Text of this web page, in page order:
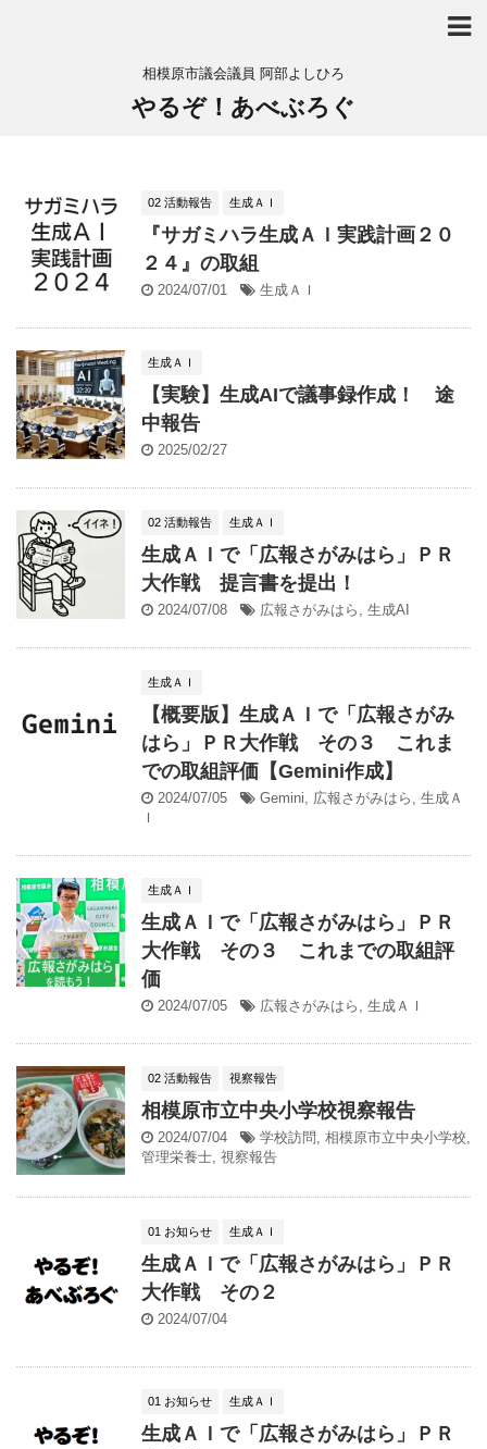
相模原市議会議員 阿部よしひろ
やるぞ！あべぶろぐ
02 活動報告 生成ＡＩ
『サガミハラ生成ＡＩ実践計画２０
２４』の取組
2024/07/01 生成ＡＩ
生成ＡＩ
【実験】生成AIで議事録作成！ 途
中報告
2025/02/27
02 活動報告 生成ＡＩ
生成ＡＩで「広報さがみはら」ＰＲ
大作戦 提言書を提出！
2024/07/08 広報さがみはら , 生成AI
生成ＡＩ
【概要版】生成ＡＩで「広報さがみ
はら」ＰＲ大作戦 その３ これま
での取組評価【Gemini作成】
2024/07/05 Gemini, 広報さがみはら , 生成Ａ
Ｉ
生成ＡＩ
生成ＡＩで「広報さがみはら」ＰＲ
大作戦 その３ これまでの取組評
価
2024/07/05 広報さがみはら , 生成ＡＩ
02 活動報告 視察報告
相模原市立中央小学校視察報告
2024/07/04 学校訪問 , 相模原市立中央小学校,
管理栄養士, 視察報告
01 お知らせ 生成ＡＩ
生成ＡＩで「広報さがみはら」ＰＲ
大作戦 その２
2024/07/04
01 お知らせ 生成ＡＩ
生成ＡＩで「広報さがみはら」ＰＲ